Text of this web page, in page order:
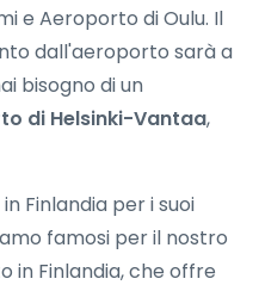
e Aeroporto di Oulu. Il
dall'aeroporto sarà a
bisogno di un
di Helsinki-Vantaa,
Finlandia per i suoi
famosi per il nostro
in Finlandia, che offre